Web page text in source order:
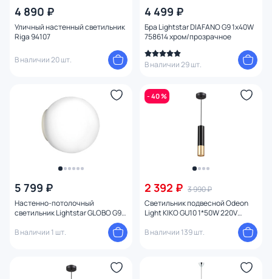
4 890 ₽
Уличный настенный светильник
Riga 94107
В наличии 20 шт.
4 499 ₽
Бра Lightstar DIAFANO G9 1х40W
758614 хром/прозрачное
В наличии 29 шт.
5 799 ₽
Настенно-потолочный
светильник Lightstar GLOBO G9
В наличии 1 шт.
- 40 %
2 392 ₽ 3 990 ₽
Светильник подвесной Odeon
Light KIKO GU10 1*50W 220V
В наличии 139 шт.